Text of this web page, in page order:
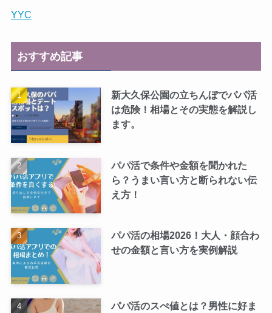
YYC
おすすめ記事
新大久保公園の立ちんぼでパパ活
は危険！相場とその実態を解説し
ます。
パパ活で条件や金額を聞かれた
ら？うまい言い方と断られない伝
え方！
パパ活の相場2026！大人・顔合わ
せの金額と言い方を実例解説
パパ活のスぺ値とは？男性に好ま